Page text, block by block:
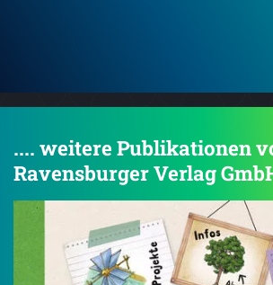
.... weitere Publikationen
Ravensburger Verlag